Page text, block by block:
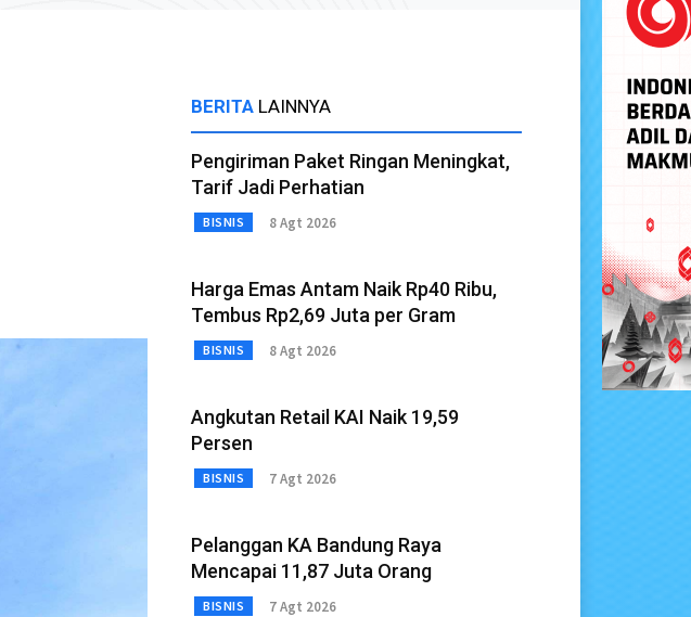
BERITA LAINNYA
Pengiriman Paket Ringan Meningkat,
Tarif Jadi Perhatian
BISNIS 8 Agt 2026
Harga Emas Antam Naik Rp40 Ribu,
Tembus Rp2,69 Juta per Gram
BISNIS 8 Agt 2026
Angkutan Retail KAI Naik 19,59
Persen
BISNIS 7 Agt 2026
Pelanggan KA Bandung Raya
Mencapai 11,87 Juta Orang
BISNIS 7 Agt 2026